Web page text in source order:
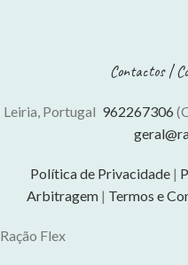
Contactos|
Leiria, Portugal 962267306
Política de Privacidade|
Arbitragem| Termos e
Ração Flex